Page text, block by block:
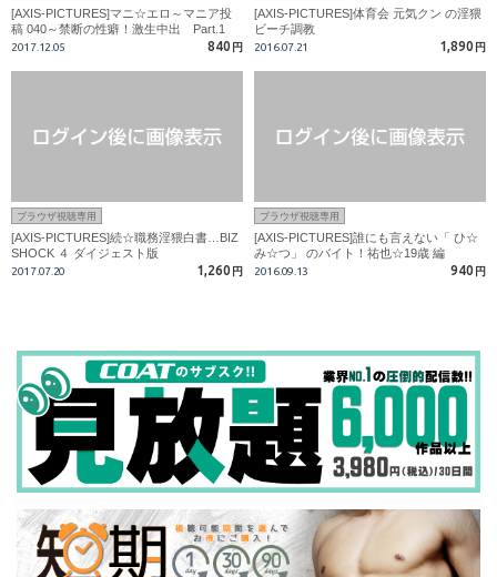
[AXIS-PICTURES]マニ☆エロ～マニア投
稿 040～禁断の性癖！激生中出 Part.1
2017.12.05 840 円
[AXIS-PICTURES]体育会 元気クン の淫猥
ビーチ調教
2016.07.21 1,890 円
ブラウザ視聴専用
[AXIS-PICTURES]続☆職務淫猥白書…BIZ
SHOCK ４ ダイジェスト版
2017.07.20 1,260 円
ブラウザ視聴専用
[AXIS-PICTURES]誰にも言えない「 ひ☆
み☆つ」 のバイト！祐也☆19歳 編
2016.09.13 940 円